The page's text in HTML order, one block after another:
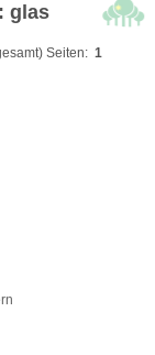
glas
Seiten:1